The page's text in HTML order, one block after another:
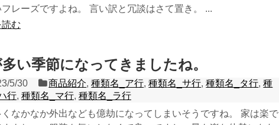
レーズですよね。 言い訳と冗談はさて置き。 ...
む
い季節になってきましたね。
5/30 商品紹介,種類名_ア行,種類名_サ行,種類名_タ行,種
行, 種類名_マ行, 種類名_ラ行
なかなか外出なども億劫になってしまいそうですね。 家は楽で